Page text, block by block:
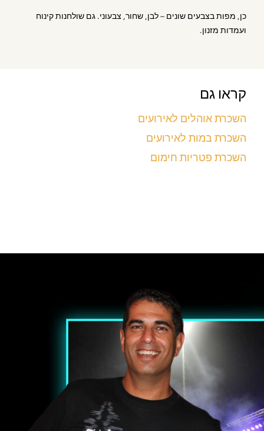
כן, מפות בצבעים שונים – לבן, שחור, צבעוני. גם שולחנות קינוח
ועמדות מזנון.
קראו גם
השכרת אוהלים לאירועים
השכרת במות לאירועים
השכרת פטריות חימום